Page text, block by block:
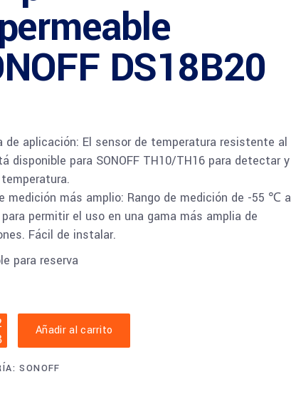
DS18B20
de aplicación: El sensor de temperatura resistente al
disponible para SONOFF TH10/TH16 para detectar y
medición más amplio: Rango de medición de -55 ℃ a
permitir el uso en una gama más amplia de
Fácil de instalar.
para reserva
Añadir al carrito
SONOFF